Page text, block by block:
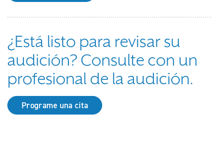
¿Está listo para revisar su
audición? Consulte con un
profesional de la audición.
Programe una cita